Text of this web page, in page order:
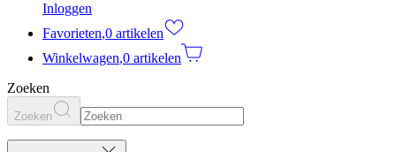
Inloggen
Favorieten,0 artikelen
Winkelwagen,0 artikelen
Zoeken
Zoeken